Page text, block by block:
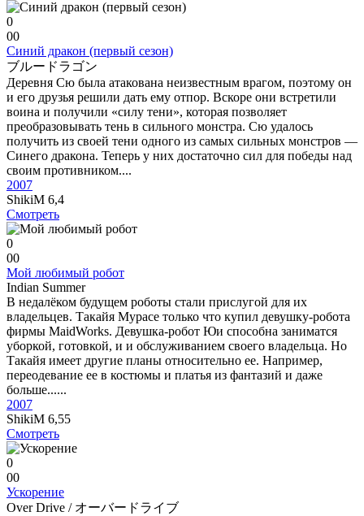
0
00
Синий дракон (первый сезон)
ブルードラゴン
Деревня Сю была атакована неизвестным врагом, поэтому он
и его друзья решили дать ему отпор. Вскоре они встретили
воина и получили «силу тени», которая позволяет
преобразовывать тень в сильного монстра. Сю удалось
получить из своей тени одного из самых сильных монстров —
Синего дракона. Теперь у них достаточно сил для победы над
своим противником....
2007
ShikiM 6,4
Смотреть
0
00
Мой любимый робот
Indian Summer
В недалёком будущем роботы стали прислугой для их
владельцев. Такайя Мурасе только что купил девушку-робота
фирмы MaidWorks. Девушка-робот Юи способна заниматся
уборкой, готовкой, и и обслуживанием своего владельца. Но
Такайя имеет другие планы относительно ее. Например,
переодевание ее в костюмы и платья из фантазий и даже
больше......
2007
ShikiM 6,55
Смотреть
0
00
Ускорение
Over Drive / オーバードライブ